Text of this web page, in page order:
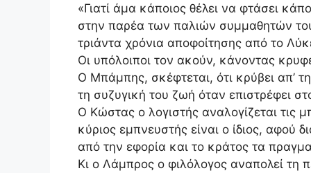
«Γιατί άμα κάποιος θέλει να φτάσει
στην παρέα των παλιών συμμαθητών
τριάντα χρόνια αποφοίτησης από το
Οι υπόλοιποι τον ακούν, κάνοντας
Ο Μπάμπης, σκέφτεται, ότι κρύβει απ’
τη συζυγική του ζωή όταν επιστρέφει
Ο Κώστας ο λογιστής αναλογίζεται
κύριος εμπνευστής είναι ο ίδιος, αφού
από την εφορία και το κράτος τα
Κι ο Λάμπρος ο φιλόλογος αναπολεί τη